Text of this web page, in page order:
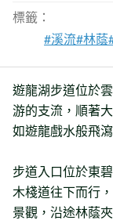
標籤：
#溪流#林蔭
遊龍湖步道位於
游的支流，順著
如遊龍戲水般飛
步道入口位於東
木棧道往下而行
景觀，沿途林蔭